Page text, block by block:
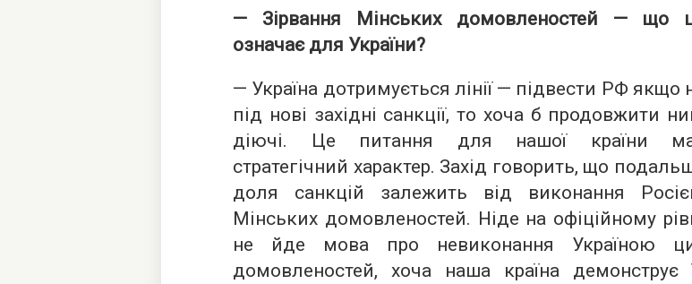
— Зірвання Мінських домовленостей — що
означає для України?
— Україна дотримується лінії — підвести РФ якщо
під нові західні санкції, то хоча б продовжити
діючі. Це питання для нашої країни
стратегічний характер. Захід говорить, що
доля санкцій залежить від виконання
Мінських домовленостей. Ніде на офіційному
не йде мова про невиконання Україною
домовленостей, хоча наша країна демонструє